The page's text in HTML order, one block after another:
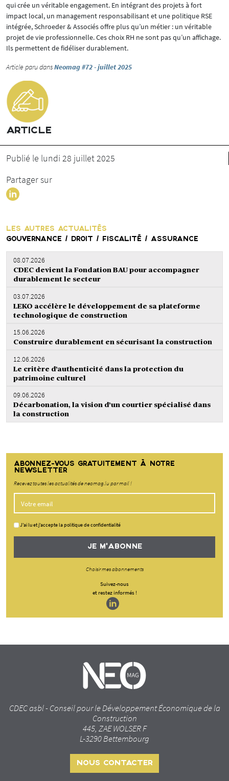
qui crée un véritable engagement. En intégrant des projets à fort
impact local, un management responsabilisant et une politique RSE
intégrée, Schroeder & Associés offre plus qu’un métier : un véritable
projet de vie professionnelle. Ces choix RH ne sont pas qu’un affichage.
Ils permettent de fidéliser durablement.
Article paru dansNeomag #72 - juillet 2025
ARTICLE
Publié le lundi 28 juillet 2025
Partager sur
LES AUTRES ACTUALITÉS
GOUVERNANCE / DROIT / FISCALITÉ / ASSURANCE
08.07.2026
CDEC devient la Fondation BAU pour accompagner
durablement le secteur
03.07.2026
LEKO accélère le développement de sa plateforme
technologique de construction
15.06.2026
Construire durablement en sécurisant la construction
12.06.2026
Le critère d’authenticité dans la protection du
patrimoine culturel
09.06.2026
Décarbonation, la vision d’un courtier spécialisé dans
la construction
ABONNEZ-VOUS GRATUITEMENT À NOTRE
NEWSLETTER
Recevez toutes les actualités de neomag.lu par mail !
J'ai lu et j'accepte la politique de confidentialité
JE M'ABONNE
Choisir mes abonnements
Suivez-nous
et restez informés !
CDEC asbl - Conseil pour le Développement Économique de la
Construction
445, ZAE WOLSER F
L-3290 Bettembourg
NOUS CONTACTER